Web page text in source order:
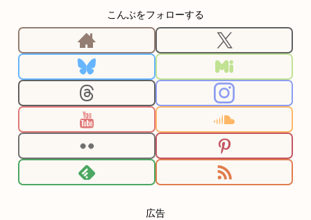
こんぶをフォローする
広告